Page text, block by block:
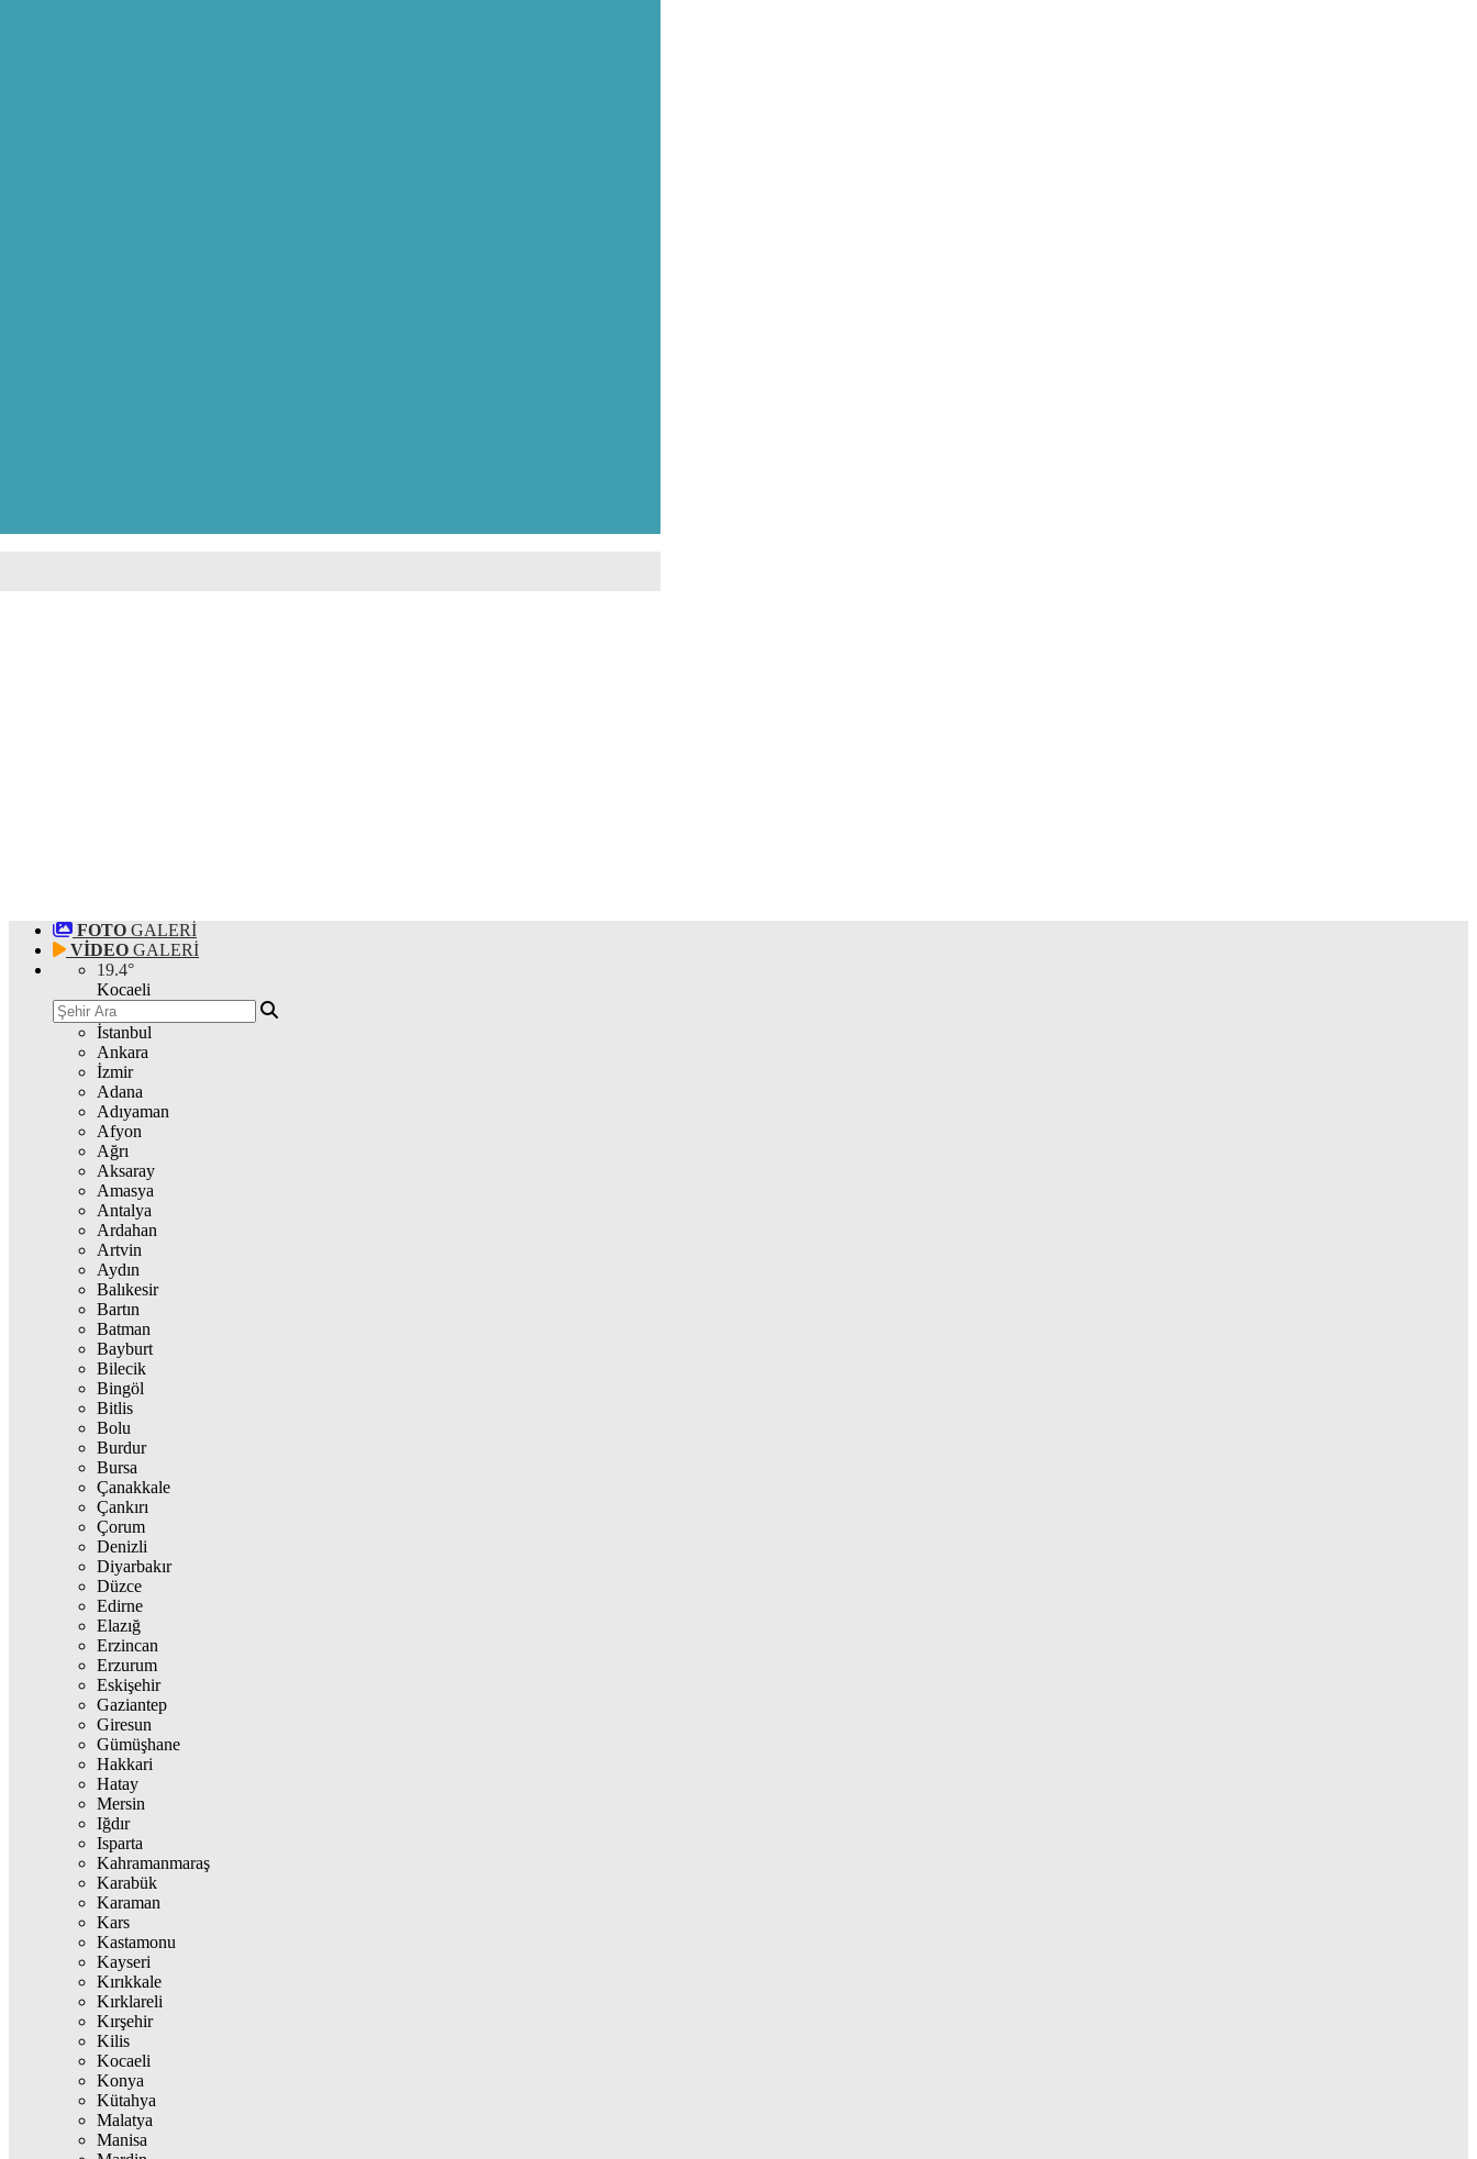
FOTO GALERİ
VİDEO GALERİ
19.4°
Kocaeli
İstanbul
Ankara
İzmir
Adana
Adıyaman
Afyon
Ağrı
Aksaray
Amasya
Antalya
Ardahan
Artvin
Aydın
Balıkesir
Bartın
Batman
Bayburt
Bilecik
Bingöl
Bitlis
Bolu
Burdur
Bursa
Çanakkale
Çankırı
Çorum
Denizli
Diyarbakır
Düzce
Edirne
Elazığ
Erzincan
Erzurum
Eskişehir
Gaziantep
Giresun
Gümüşhane
Hakkari
Hatay
Mersin
Iğdır
Isparta
Kahramanmaraş
Karabük
Karaman
Kars
Kastamonu
Kayseri
Kırıkkale
Kırklareli
Kırşehir
Kilis
Kocaeli
Konya
Kütahya
Malatya
Manisa